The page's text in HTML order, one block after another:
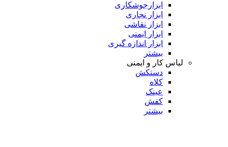
ابزارجوشکاری
ابزار نجاری
ابزار نقاشی
ابزار ایمنی
ابزار اندازه گیری
بیشتر
لباس کار و ایمنی
دستکش
کلاه
عینک
کفش
بیشتر